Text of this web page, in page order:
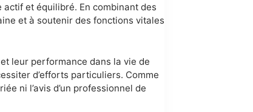
et équilibré. En combinant des
et à soutenir des fonctions vitales
leur performance dans la vie de
d’efforts particuliers. Comme
ni l’avis d’un professionnel de